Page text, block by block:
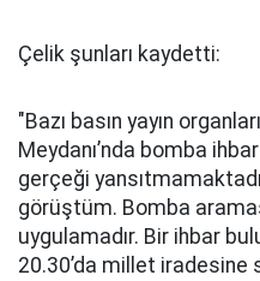
Çelik şunları kaydetti:
"Bazı basın yayın
Meydanı’nda bomba
gerçeği
görüştüm. Bomba
uygulamadır. Bir ihbar
20.30’da millet iradesine